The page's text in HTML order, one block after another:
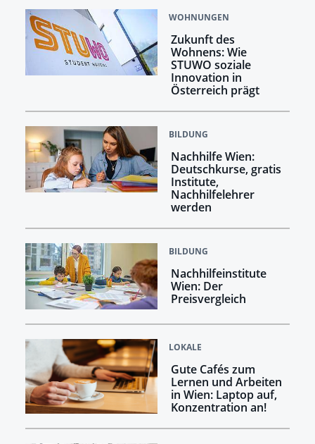
WOHNUNGEN
Zukunft des
Wohnens: Wie
STUWO soziale
Innovation in
Österreich prägt
BILDUNG
Nachhilfe Wien:
Deutschkurse, gratis
Institute,
Nachhilfelehrer
werden
BILDUNG
Nachhilfeinstitute
Wien: Der
Preisvergleich
LOKALE
Gute Cafés zum
Lernen und Arbeiten
in Wien: Laptop auf,
Konzentration an!